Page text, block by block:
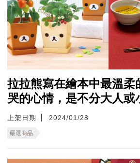
拉拉熊寫在繪本中最溫柔
哭的心情，是不分大人或
上架日期 2024/01/28
嚴選商品